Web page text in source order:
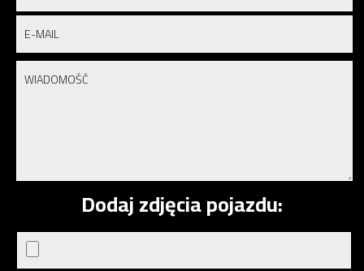
Dodaj zdjęcia pojazdu: